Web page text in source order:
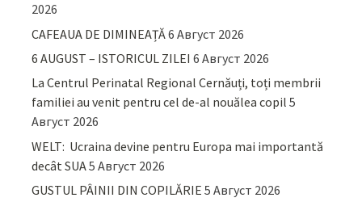
2026
CAFEAUA DE DIMINEAȚĂ6 Август 2026
6 AUGUST – ISTORICUL ZILEI 6 Август 2026
La Centrul Perinatal Regional Cernăuți, toți membrii
familiei au venit pentru cel de-al nouălea copil 5
Август 2026
WELT: Ucraina devine pentru Europa mai importantă
decât SUA5 Август 2026
GUSTUL PÂINII DIN COPILĂRIE 5 Август 2026